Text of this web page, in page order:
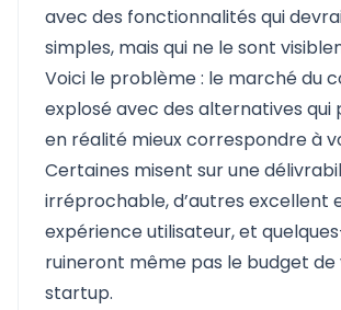
avec des fonctionnalités qui
simples, mais qui ne le sont
Voici le problème : le marché du
explosé avec des alternatives qui
en réalité mieux correspondre à
Certaines misent sur une
irréprochable, d’autres excellent
expérience utilisateur, et
ruineront même pas le budget
startup.